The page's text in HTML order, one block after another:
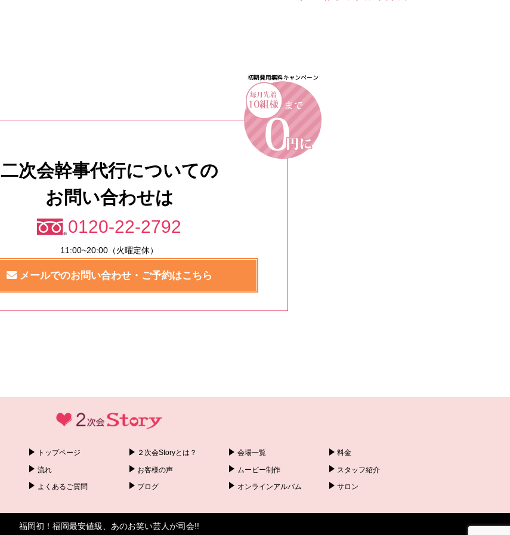
二次会幹事代行についての
お問い合わせは
0120-22-2792
11:00~20:00（火曜定休）
メールでのお問い合わせ・ご予約はこちら
トップページ ２次会Storyとは？ 会場一覧 料金
流れ お客様の声 ムービー制作 スタッフ紹介
よくあるご質問 ブログ オンラインアルバム サロン
福岡初！福岡最安値級、あのお笑い芸人が司会!!